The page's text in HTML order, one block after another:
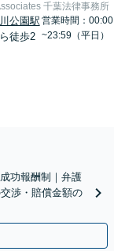
千葉法律事務所
公園駅
徒歩2
営業時間：00:00
~23:59（平日）
功報酬制｜弁護
渉・賠償金額の